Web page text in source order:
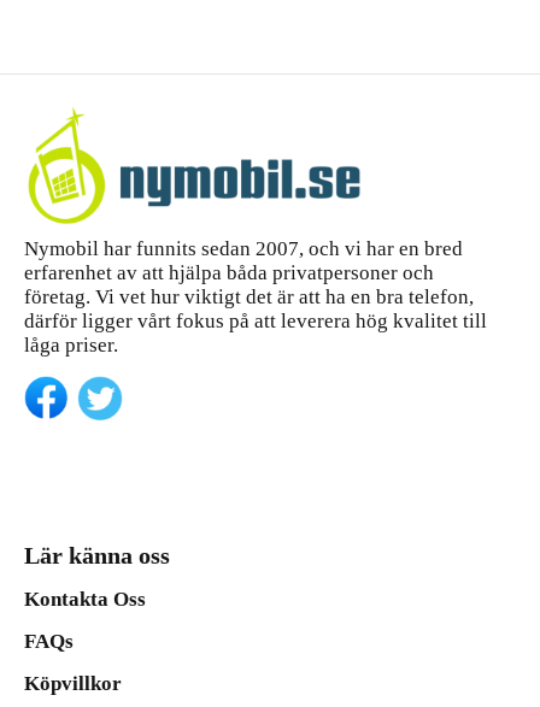
Nymobil har funnits sedan 2007, och vi har en bred
erfarenhet av att hjälpa båda privatpersoner och
företag. Vi vet hur viktigt det är att ha en bra telefon,
därför ligger vårt fokus på att leverera hög kvalitet till
låga priser.
Lär känna oss
Kontakta Oss
FAQs
Köpvillkor